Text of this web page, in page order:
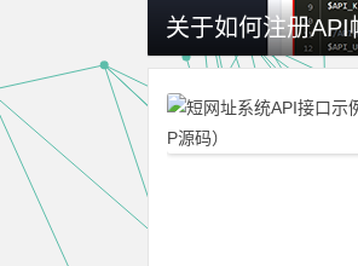
关于如何注册